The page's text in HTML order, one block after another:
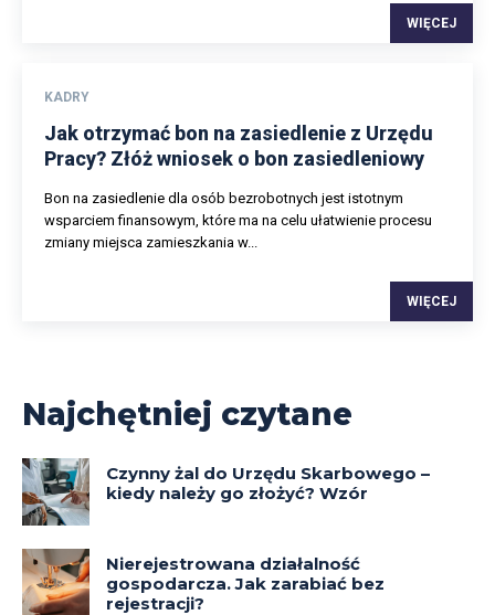
WIĘCEJ
KADRY
Jak otrzymać bon na zasiedlenie z Urzędu
Pracy? Złóż wniosek o bon zasiedleniowy
Bon na zasiedlenie dla osób bezrobotnych jest istotnym
wsparciem finansowym, które ma na celu ułatwienie procesu
zmiany miejsca zamieszkania w...
WIĘCEJ
Najchętniej czytane
Czynny żal do Urzędu Skarbowego –
kiedy należy go złożyć? Wzór
Nierejestrowana działalność
gospodarcza. Jak zarabiać bez
rejestracji?